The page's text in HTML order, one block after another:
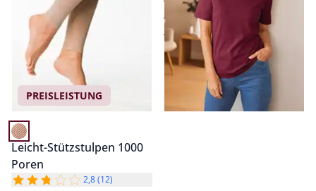
PREISLEISTUNG
Leicht-Stützstulpen 1000
Poren
2,8 (12)
strapazierfähig
hoher Baumwollanteil
Einzelpreis ab
€ 39,95